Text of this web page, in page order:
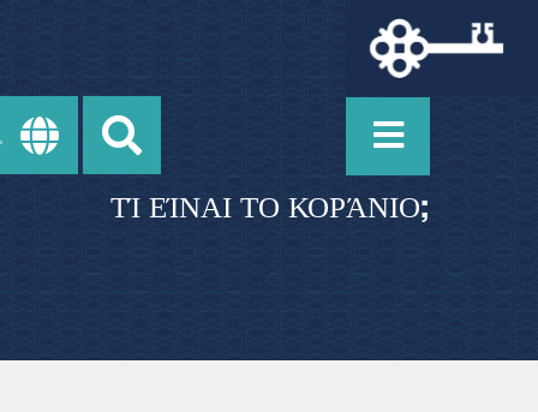
ΤΊ ΕΊΝΑΙ ΤΟ ΚΟΡΆΝΙΟ;